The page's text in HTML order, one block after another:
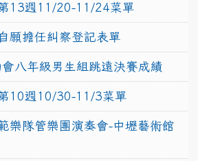
13週11/20-11/24菜單
願擔任糾察登記表單
八年級男生組跳遠決賽成績
10週10/30-11/3菜單
樂隊管樂團演奏會-中壢藝術館